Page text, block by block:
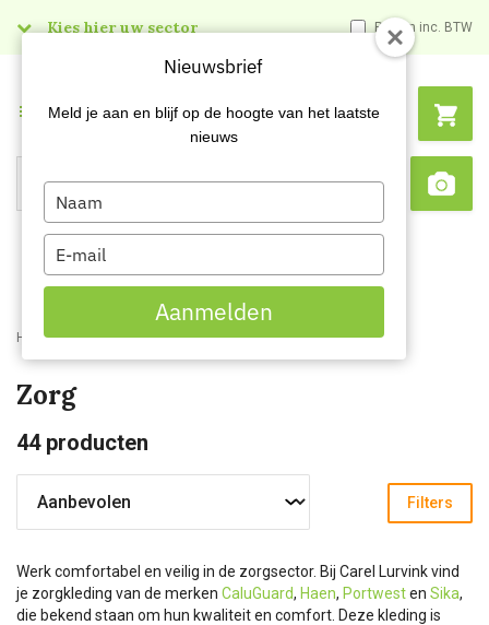
Kies hier uw sector Prijzen inc. BTW
Search
Menu
Home Webshop Werkkleding Beroepskleding Zorg
Zorg
44 producten
Filters
Werk comfortabel en veilig in de zorgsector. Bij Carel Lurvink vind
je zorgkleding van de merken CaluGuard, Haen, Portwesten Sika,
die bekend staan om hun kwaliteit en comfort. Deze kleding is
Nieuwsbrief
Meld je aan en blijf op de hoogte van het laatste
nieuws
Type
your
name
Type
your
email
Aanmelden